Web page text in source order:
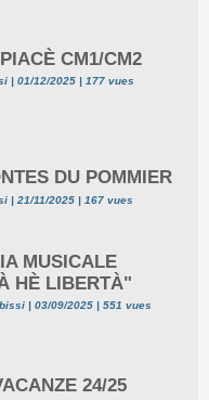
CM1/CM2
| 01/12/2025 | 177 vues
DU POMMIER
| 21/11/2025 | 167 vues
MUSICALE
HÈ LIBERTÀ"
| 03/09/2025 | 551 vues
24/25